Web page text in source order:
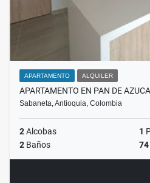
APARTAMENTO ALQUILER
APARTAMENTO EN PAN DE
Sabaneta, Antioquia, Colombia
2Alcobas 1
2 Baños 74